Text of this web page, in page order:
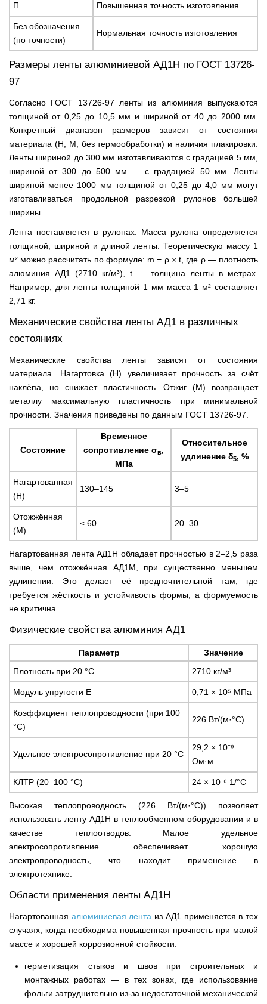
П Повышенная точность изготовления
Без обозначения
(по точности)
Нормальная точность изготовления
Размеры ленты алюминиевой АД1Н по ГОСТ 13726-
97
Согласно ГОСТ 13726-97 ленты из алюминия выпускаются
толщиной от 0,25 до 10,5 мм и шириной от 40 до 2000 мм.
Конкретный диапазон размеров зависит от состояния
материала (Н, М, без термообработки) и наличия плакировки.
Ленты шириной до 300 мм изготавливаются с градацией 5 мм,
шириной от 300 до 500 мм — с градацией 50 мм. Ленты
шириной менее 1000 мм толщиной от 0,25 до 4,0 мм могут
изготавливаться продольной разрезкой рулонов большей
ширины.
Лента поставляется в рулонах. Масса рулона определяется
толщиной, шириной и длиной ленты. Теоретическую массу 1
м² можно рассчитать по формуле: m = ρ × t, где ρ — плотность
алюминия АД1 (2710 кг/м³), t — толщина ленты в метрах.
Например, для ленты толщиной 1 мм масса 1 м² составляет
2,71 кг.
Механические свойства ленты АД1 в различных
состояниях
Механические свойства ленты зависят от состояния
материала. Нагартовка (Н) увеличивает прочность за счёт
наклёпа, но снижает пластичность. Отжиг (М) возвращает
металлу максимальную пластичность при минимальной
прочности. Значения приведены по данным ГОСТ 13726-97.
Состояние
Временное
сопротивление σв,
МПа
Относительное
удлинение δ5, %
Нагартованная
(Н)
130–145 3–5
Отожжённая
(М)
≤ 60 20–30
Нагартованная лента АД1Н обладает прочностью в 2–2,5 раза
выше, чем отожжённая АД1М, при существенно меньшем
удлинении. Это делает её предпочтительной там, где
требуется жёсткость и устойчивость формы, а формуемость
не критична.
Физические свойства алюминия АД1
Параметр
Значение
Плотность при 20 °C
2710 кг/м³
Модуль упругости E 0,71 × 10⁵ МПа
Коэффициент теплопроводности (при 100
°C)
226 Вт/(м·°C)
Удельное электросопротивление при 20 °C
29,2 × 10⁻⁹
Ом·м
КЛТР (20–100 °C) 24 × 10⁻⁶ 1/°C
Высокая теплопроводность (226 Вт/(м·°C)) позволяет
использовать ленту АД1Н в теплообменном оборудовании и в
качестве теплоотводов. Малое удельное
электросопротивление обеспечивает хорошую
электропроводность, что находит применение в
электротехнике.
Области применения ленты АД1Н
Нагартованная алюминиевая лента из АД1 применяется в тех
случаях, когда необходима повышенная прочность при малой
массе и хорошей коррозионной стойкости:
герметизация стыков и швов при строительных и
монтажных работах — в тех зонах, где использование
фольги затруднительно из-за недостаточной механической